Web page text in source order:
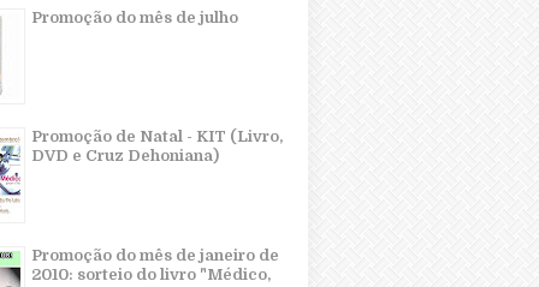
Promoção do mês de julho
Promoção de Natal - KIT (Livro,
DVD e Cruz Dehoniana)
Promoção do mês de janeiro de
2010: sorteio do livro "Médico,